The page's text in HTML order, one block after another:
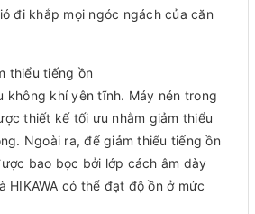
đi khắp mọi ngóc ngách của căn
thiểu tiếng ồn
không khí yên tĩnh. Máy nén trong
thiết kế tối ưu nhằm giảm thiểu
Ngoài ra, để giảm thiểu tiếng ồn
bao bọc bởi lớp cách âm dày
HIKAWA có thể đạt độ ồn ở mức